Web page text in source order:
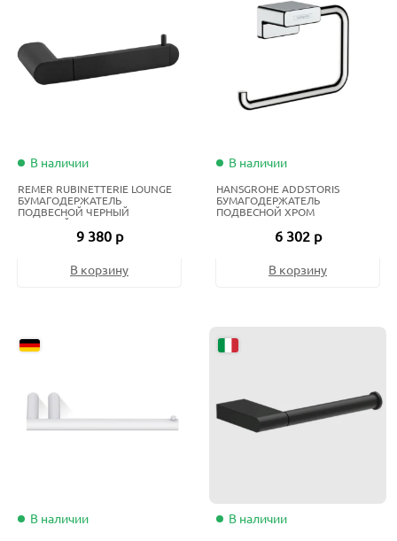
В наличии
REMER RUBINETTERIE LOUNGE
БУМАГОДЕРЖАТЕЛЬ
ПОДВЕСНОЙ ЧЕРНЫЙ
МАТОВЫЙ
9 380 р
В корзину
В наличии
HANSGROHE ADDSTORIS
БУМАГОДЕРЖАТЕЛЬ
ПОДВЕСНОЙ ХРОМ
6 302 р
В корзину
В наличии В наличии